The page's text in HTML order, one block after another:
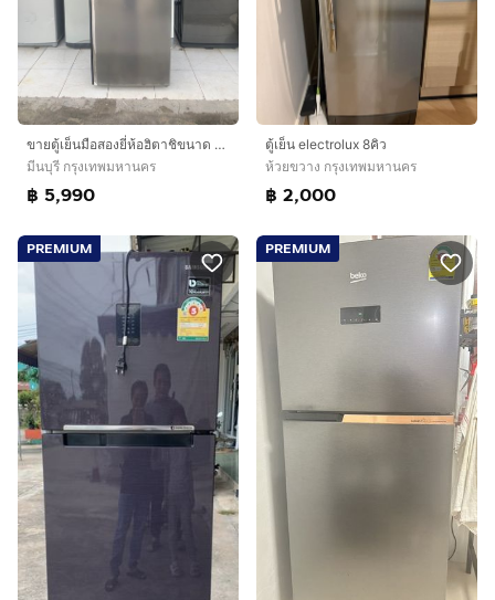
ขายตู้เย็นมือสองยี่ห้อฮิตาชิขนาด 15 คิวอินวอเตอร์ราคา 5990 บาทสนใจโทรติดต่อสอบถามได้ค่ะ 0991461547 ค่ะ
มีนบุรี กรุงเทพมหานคร
฿ 5,990
ตู้เย็น electrolux 8คิว
ห้วยขวาง กรุงเทพมหานคร
฿ 2,000
PREMIUM PREMIUM